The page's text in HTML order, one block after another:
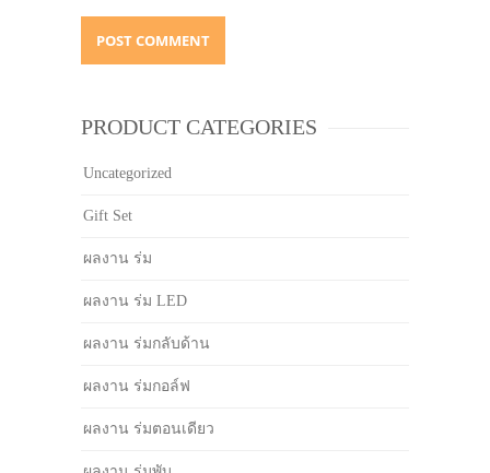
PRODUCT CATEGORIES
Uncategorized
Gift Set
ผลงาน ร่ม
ผลงาน ร่ม LED
ผลงาน ร่มกลับด้าน
ผลงาน ร่มกอล์ฟ
ผลงาน ร่มตอนเดียว